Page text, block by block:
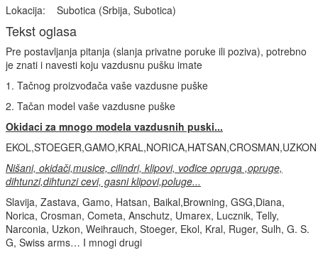
Lokacija: Subotica (Srbija, Subotica)
Tekst oglasa
Pre postavljanja pitanja (slanja privatne poruke ili poziva), potrebno
je znati i navesti koju vazdusnu pušku imate
1. Tačnog proizvođača vaše vazdusne puške
2. Tačan model vaše vazdusne puške
Okidaci za mnogo modela vazdusnih puski...
EKOL,STOEGER,GAMO,KRAL,NORICA,HATSAN,CROSMAN,UZKON
Nišani, okidači,musice, cilindri, klipovi, vođice opruga ,opruge,
dihtunzi,dihtunzi cevi, gasni klipovi,poluge...
Slavija, Zastava, Gamo, Hatsan, Baikal,Browning, GSG,Diana,
Norica, Crosman, Cometa, Anschutz, Umarex, Lucznik, Telly,
Narconia, Uzkon, Weihrauch, Stoeger, Ekol, Kral, Ruger, Sulh, G. S.
G, Swiss arms… I mnogi drugi